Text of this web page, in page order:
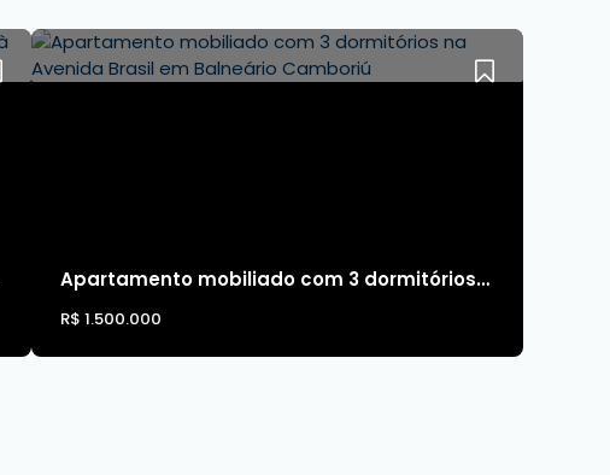
Apartamento mobiliado com 3 dormitórios na Avenida Brasil em Balneário Camboriú
R$ 1.500.000